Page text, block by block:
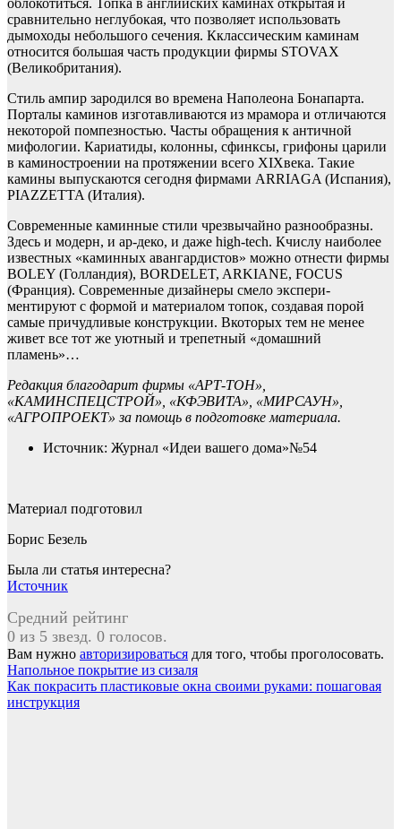
облокотиться. Топка в английских каминах открытая и
сравнительно неглубокая, что позволяет использовать
дымоходы небольшого сечения. Кклассическим каминам
относится большая часть продукции фирмы STOVAX
(Великобритания).
Стиль ампир зародился во времена Наполеона Бонапарта.
Порталы каминов изготавливаются из мрамора и отличаются
некоторой помпезностью. Часты обращения к античной
мифологии. Кариатиды, колонны, сфинксы, грифоны царили
в каминостроении на протяжении всего XIXвека. Такие
камины выпускаются сегодня фирмами ARRIAGA (Испания),
PIAZZETTA (Италия).
Современные каминные стили чрезвычайно разнообразны.
Здесь и модерн, и ар-деко, и даже high-tech. Кчислу наиболее
известных «каминных авангардистов» можно отнести фирмы
BOLEY (Голландия), BORDELET, ARKIANE, FOCUS
(Франция). Современные дизайнеры смело экспери-
ментируют с формой и материалом топок, создавая порой
самые причудливые конструкции. Вкоторых тем не менее
живет все тот же уютный и трепетный «домашний
пламень»…
Редакция благодарит фирмы «АРТ-ТОН»,
«КАМИНСПЕЦСТРОЙ», «КФЭВИТА», «МИРСАУН»,
«АГРОПРОЕКТ» за помощь в подготовке материала.
Источник: Журнал «Идеи вашего дома»№54
Материал подготовил
Борис Безель
Была ли статья интересна?
Источник
Средний рейтинг
0 из 5 звезд. 0 голосов.
Вам нужно авторизироваться для того, чтобы проголосовать.
Навигация
по
Напольное покрытие из сизаля
Как покрасить пластиковые окна своими руками: пошаговая
инструкция